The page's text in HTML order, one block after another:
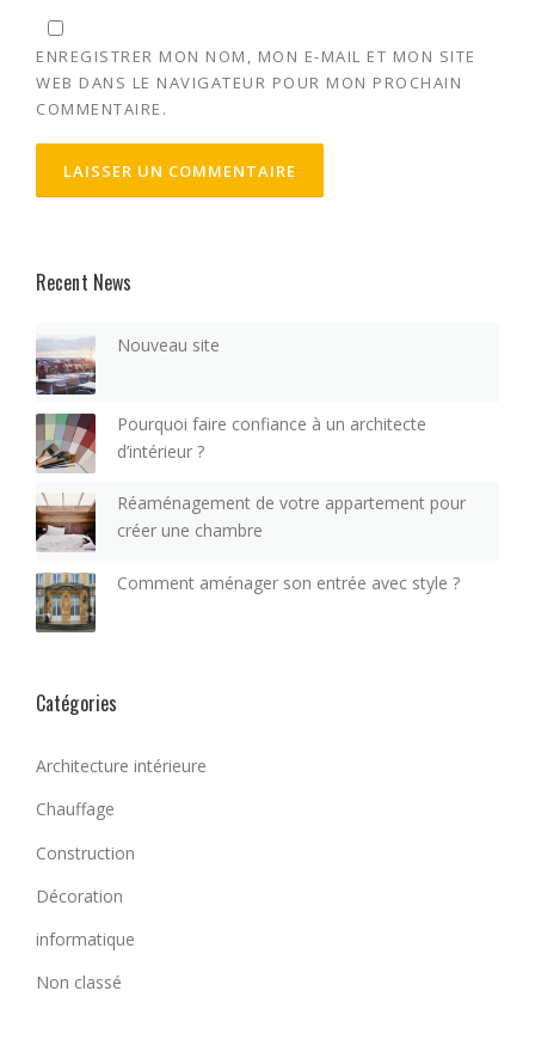
ENREGISTRER MON NOM, MON E-MAIL ET MON SITE
WEB DANS LE NAVIGATEUR POUR MON PROCHAIN
COMMENTAIRE.
Recent News
Nouveau site
Pourquoi faire confiance à un architecte
d’intérieur ?
Réaménagement de votre appartement pour
créer une chambre
Comment aménager son entrée avec style ?
Catégories
Architecture intérieure
Chauffage
Construction
Décoration
informatique
Non classé